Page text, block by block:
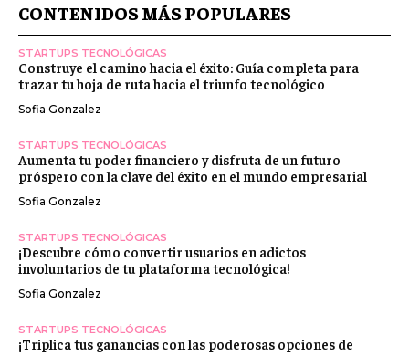
CONTENIDOS MÁS POPULARES
STARTUPS TECNOLÓGICAS
Construye el camino hacia el éxito: Guía completa para
trazar tu hoja de ruta hacia el triunfo tecnológico
Sofia Gonzalez
STARTUPS TECNOLÓGICAS
Aumenta tu poder financiero y disfruta de un futuro
próspero con la clave del éxito en el mundo empresarial
Sofia Gonzalez
STARTUPS TECNOLÓGICAS
¡Descubre cómo convertir usuarios en adictos
involuntarios de tu plataforma tecnológica!
Sofia Gonzalez
STARTUPS TECNOLÓGICAS
¡Triplica tus ganancias con las poderosas opciones de